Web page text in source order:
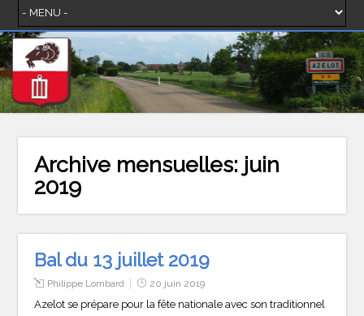
Archive mensuelles: juin
2019
Bal du 13 juillet 2019
Philippe Lombard 20 juin 2019
Azelot se prépare pour la fête nationale avec son traditionnel